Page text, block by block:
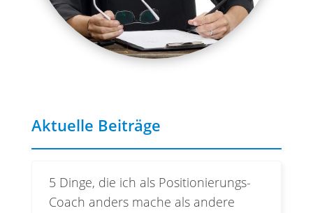
Aktuelle Beiträge
5 Dinge, die ich als Positionierungs-
Coach anders mache als andere